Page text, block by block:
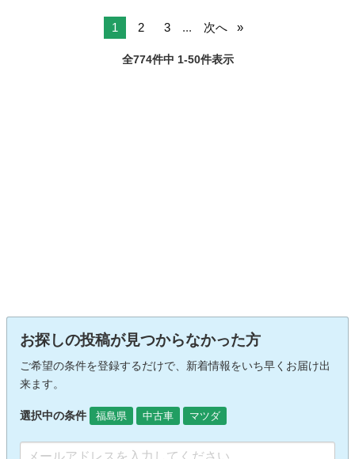
1 2 3 ... 次へ
全774件中 1-50件表示
お探しの投稿が見つからなかった方
ご希望の条件を登録するだけで、新着情報をいち早くお届け出
来ます。
選択中の条件 福島県 中古車 マツダ